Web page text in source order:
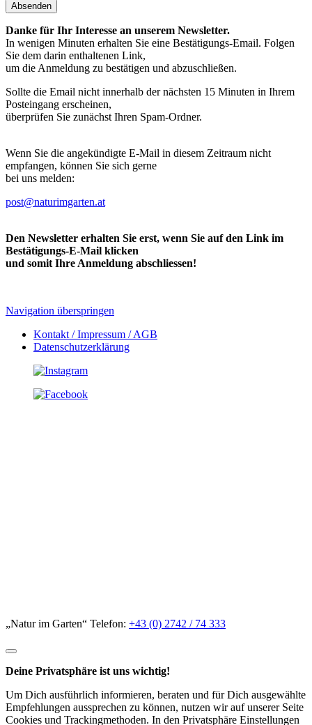
Absenden
Danke für Ihr Interesse an unserem Newsletter.
In wenigen Minuten erhalten Sie eine Bestätigungs-Email. Folgen
Sie dem darin enthaltenen Link,
um die Anmeldung zu bestätigen und abzuschließen.
Sollte die Email nicht innerhalb der nächsten 15 Minuten in Ihrem
Posteingang erscheinen,
überprüfen Sie zunächst Ihren Spam-Ordner.
Wenn Sie die angekündigte E-Mail in diesem Zeitraum nicht
empfangen, können Sie sich gerne
bei uns melden:
post@naturimgarten.at
Den Newsletter erhalten Sie erst, wenn Sie auf den Link im
Bestätigungs-E-Mail klicken
und somit Ihre Anmeldung abschliessen!
Navigation überspringen
Kontakt / Impressum / AGB
Datenschutzerklärung
„Natur im Garten“ Telefon: +43 (0) 2742 / 74 333
Deine Privatsphäre ist uns wichtig!
Um Dich ausführlich informieren, beraten und für Dich ausgewählte
Empfehlungen aussprechen zu können, nutzen wir auf unserer Seite
Cookies und Trackingmethoden. In den Privatsphäre Einstellungen